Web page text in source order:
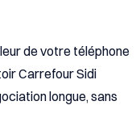
de votre téléphone
Carrefour Sidi
longue, sans